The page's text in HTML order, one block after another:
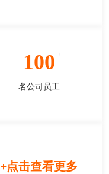
100
名公司员工
+点击查看更多